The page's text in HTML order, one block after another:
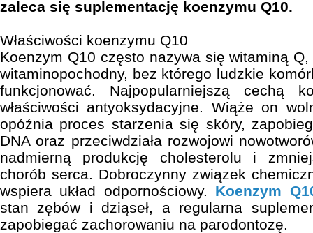
zaleca się suplementację koenzymu Q10.
Właściwości koenzymu Q10
Koenzym Q10 często nazywa się witaminą
witaminopochodny, bez którego ludzkie
funkcjonować. Najpopularniejszą cechą
właściwości antyoksydacyjne. Wiąże on
opóźnia proces starzenia się skóry,
DNA oraz przeciwdziała rozwojowi
nadmierną produkcję cholesterolu i
chorób serca. Dobroczynny związek
wspiera układ odpornościowy. Koenzym
stan zębów i dziąseł, a regularna
zapobiegać zachorowaniu na parodontozę.